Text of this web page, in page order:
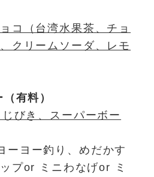
コ（台湾水果茶、チョ
クリームソーダ、レモ
有料）
びき、スーパーボー
ヨー釣り、めだかす
プor ミニわなげor ミ